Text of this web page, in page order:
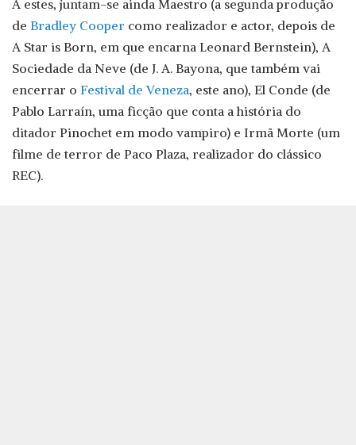
A estes, juntam-se ainda Maestro (a segunda produção
de Bradley Cooper como realizador e actor, depois de
A Star is Born, em que encarna Leonard Bernstein), A
Sociedade da Neve (de J. A. Bayona, que também vai
encerrar o Festival de Veneza, este ano), El Conde (de
Pablo Larraín, uma ficção que conta a história do
ditador Pinochet em modo vampiro) e Irmã Morte (um
filme de terror de Paco Plaza, realizador do clássico
REC).